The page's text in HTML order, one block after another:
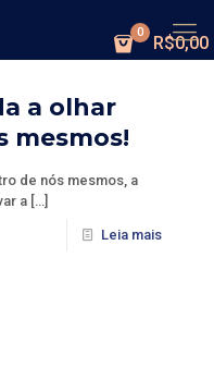
0
R$0,00
a olhar
mesmos!
de nós mesmos, a
a […]
Leia mais